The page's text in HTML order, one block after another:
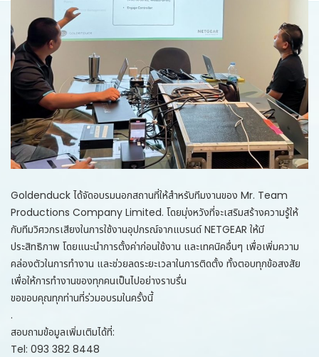
Goldenduck ได้จัดอบรมนอกสถานที่ให้สำหรับทีมงานของ Mr. Team
Productions Company Limited. โดยมุ่งหวังที่จะเสริมสร้างความรู้ให้
กับทีมวิศวกรเสียงในการใช้งานอุปกรณ์จากแบรนด์NETGEAR ให้มี
ประสิทธิภาพ โดยแนะนำการตั้งค่าก่อนใช้งาน และเทคนิคอื่นๆ เพื่อเพิ่มความ
คล่องตัวในการทำงาน และช่วยลดระยะเวลาในการติดตั้ง ทั้งตอบทุกข้อสงสัย
เพื่อให้การทำงานของทุกคนเป็นไปอย่างราบรื่น
ขอขอบคุณทุกท่านที่ร่วมอบรมในครั้งนี้
.
สอบถามข้อมูลเพิ่มเติมได้ที่:
Tel: 093 382 8448